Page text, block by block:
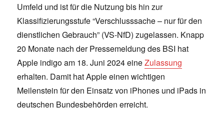
Umfeld und ist für die Nutzung bis hin zur
Klassifizierungsstufe “Verschlusssache – nur für den
dienstlichen Gebrauch” (VS-NfD) zugelassen. Knapp
20 Monate nach der Pressemeldung des BSI hat
Apple indigo am 18. Juni 2024 eineZulassung
erhalten. Damit hat Apple einen wichtigen
Meilenstein für den Einsatz von iPhones und iPads in
deutschen Bundesbehörden erreicht.